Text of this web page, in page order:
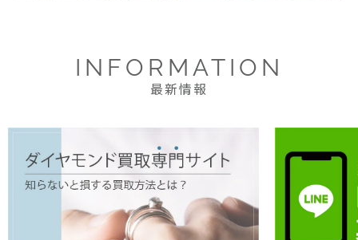
INFORMATION
最新情報